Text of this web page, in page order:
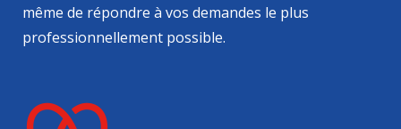
même de répondre à vos demandes le plus
professionnellement possible.